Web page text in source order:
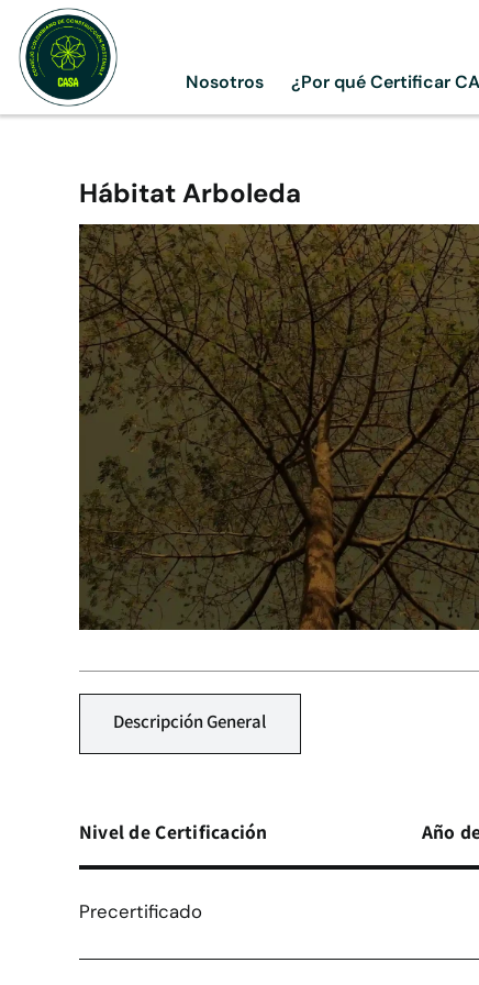
content
Nosotros ¿Por qué Certificar
Hábitat Arboleda
Descripción General
Nivel de Certificación Año
Precertificado